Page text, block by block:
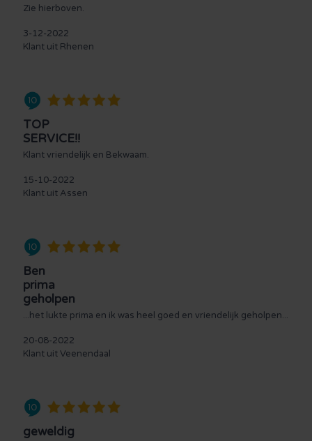
Zie hierboven.
3-12-2022
Klant uit Rhenen
TOP
SERVICE!!
Klant vriendelijk en Bekwaam.
15-10-2022
Klant uit Assen
Ben
prima
geholpen
...het lukte prima en ik was heel goed en vriendelijk geholpen...
20-08-2022
Klant uit Veenendaal
geweldig